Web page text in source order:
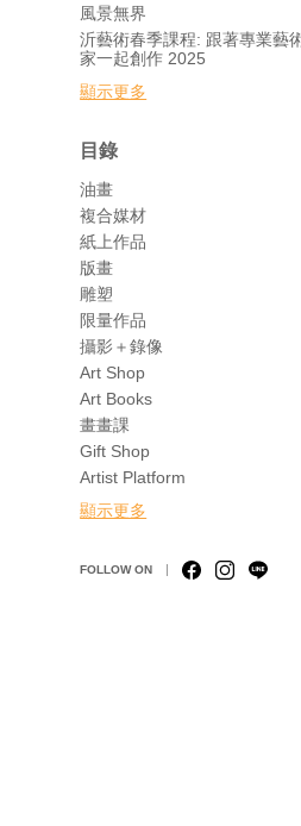
風景無界
沂藝術春季課程: 跟著專業藝
家一起創作 2025
顯示更多
目錄
油畫
複合媒材
紙上作品
版畫
雕塑
限量作品
攝影＋錄像
Art Shop
Art Books
畫畫課
Gift Shop
Artist Platform
顯示更多
FOLLOW ON